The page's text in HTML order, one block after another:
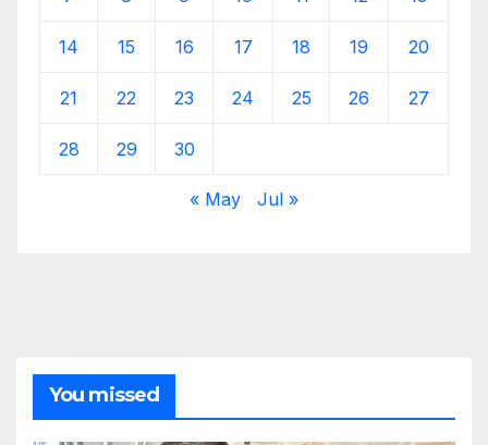
14 15 16 17 18 19 20
21 22 23 24 25 26 27
28 29 30
« May Jul »
You missed